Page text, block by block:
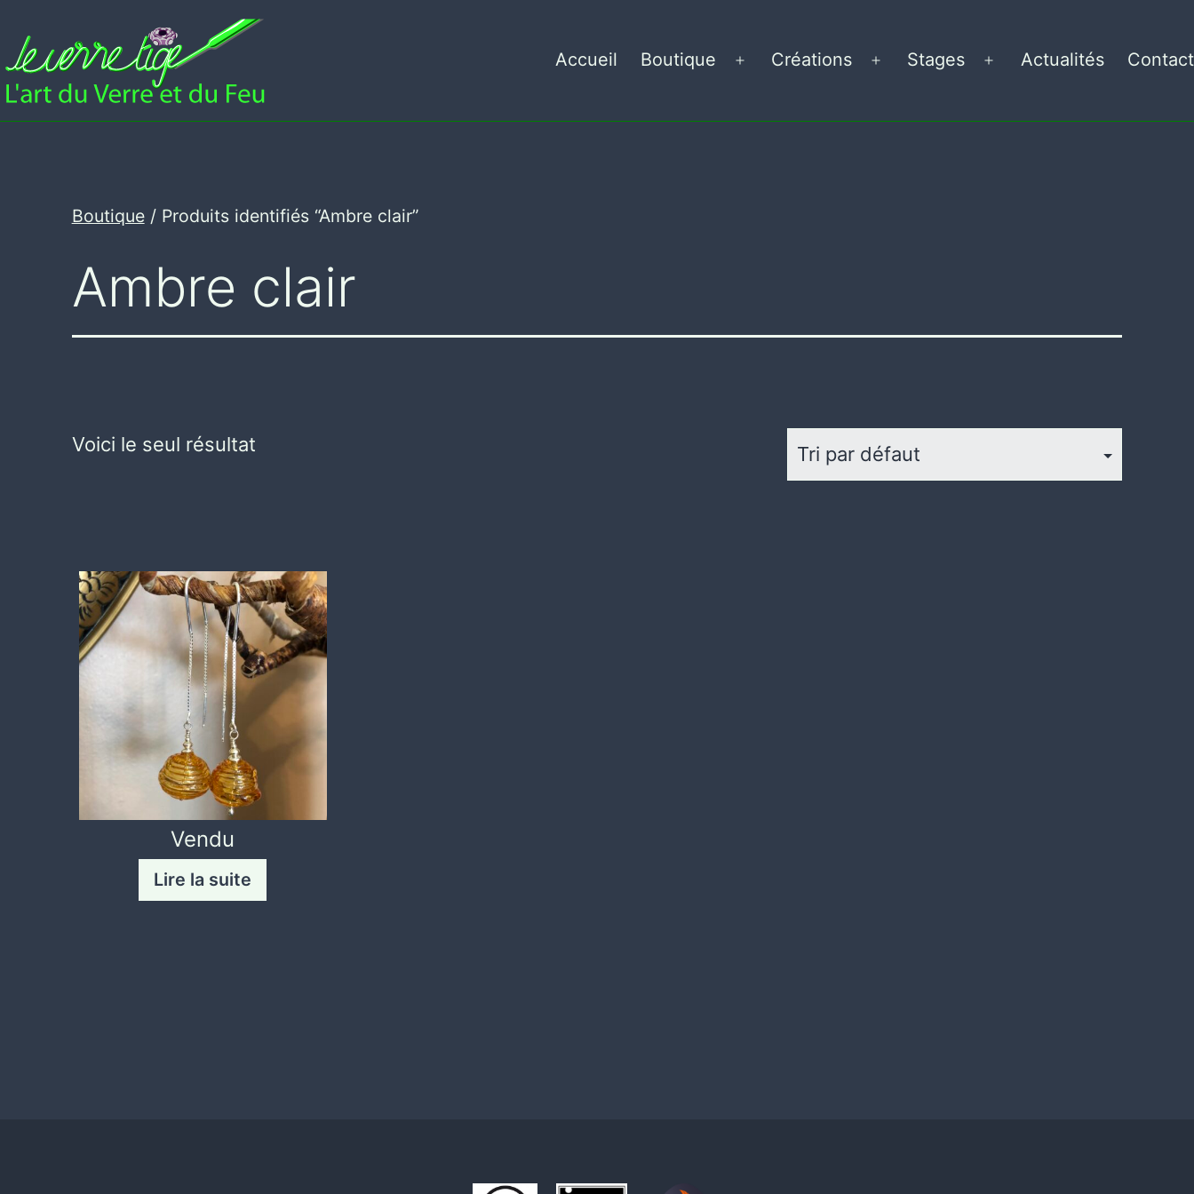
au
contenu
Leverretige
Accueil Boutique
Ouvrir
menu
Créations
Ouvrir
menu
Stages
Ouvrir
menu
Actualités Contact
Boutique/ Produits identifiés “Ambre clair”
Ambre clair
Voici le seul résultat
Vendu
Lire la suite